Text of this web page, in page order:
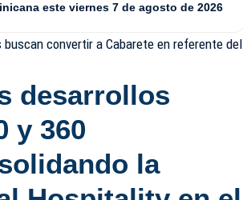
este viernes 7 de agosto de 2026
convertir a Cabarete en referente del
desarrollos
y 360
la